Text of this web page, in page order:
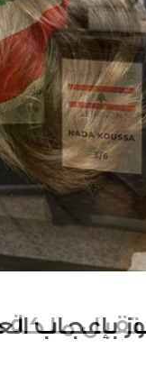
ملكة